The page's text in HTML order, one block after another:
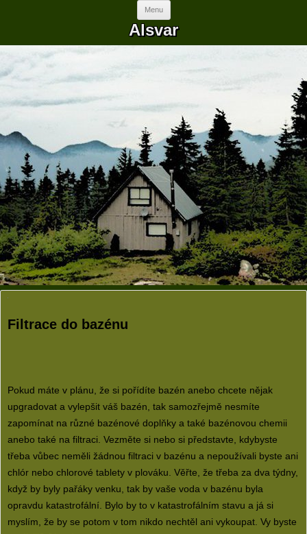
Menu Skip to content
Alsvar
Filtrace do bazénu
Pokud máte v plánu, že si pořídíte bazén anebo chcete nějak
upgradovat a vylepšit váš bazén, tak samozřejmě nesmíte
zapomínat na různé bazénové doplňky a také bazénovou chemii
anebo také na filtraci. Vezměte si nebo si představte, kdybyste
třeba vůbec neměli žádnou filtraci v bazénu a nepoužívali byste ani
chlór nebo chlorové tablety v plováku. Věřte, že třeba za dva týdny,
když by byly pařáky venku, tak by vaše voda v bazénu byla
opravdu katastrofální. Bylo by to v katastrofálním stavu a já si
myslím, že by se potom v tom nikdo nechtěl ani vykoupat. Vy byste